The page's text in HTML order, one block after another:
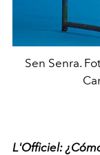
Sen Senra.
L'Officiel: